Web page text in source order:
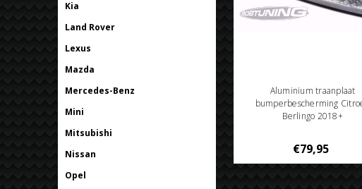
Kia
Land Rover
Lexus
Mazda
Mercedes-Benz
Mini
Mitsubishi
Nissan
Opel
Aluminium traanplaat
bumperbescherming
Berlingo 2018+
€79,95